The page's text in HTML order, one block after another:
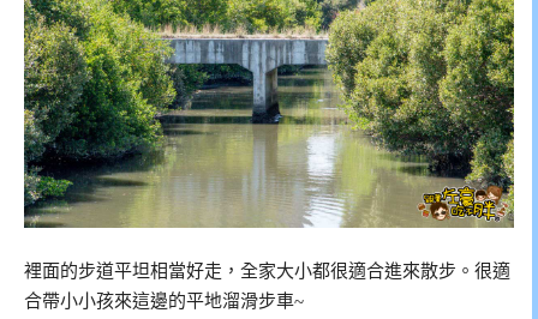
裡面的步道平坦相當好走，全家大小都很適合進來散步。很適
合帶小小孩來這邊的平地溜滑步車~